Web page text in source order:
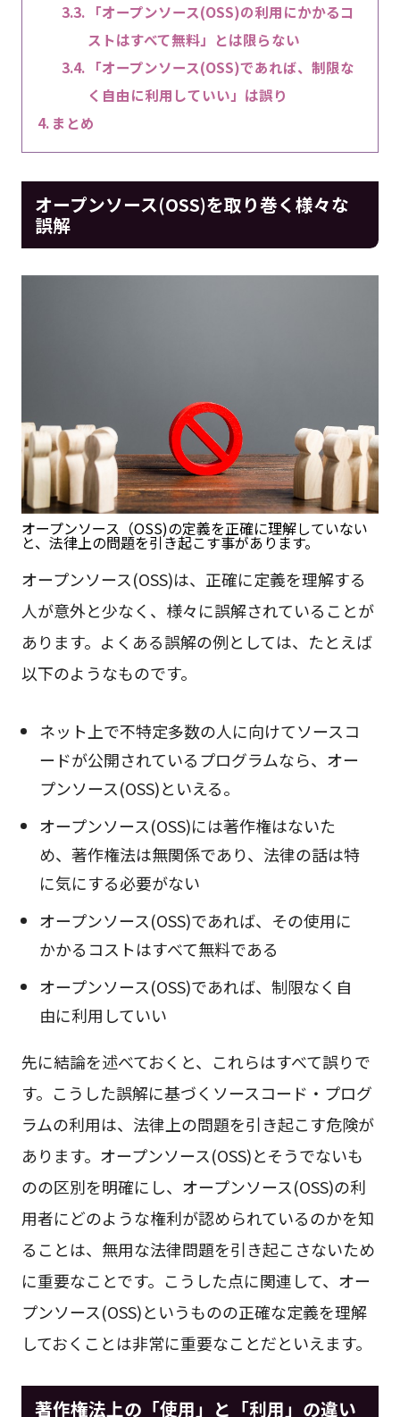
「オープンソース(OSS)の利用にかかるコ
ストはすべて無料」とは限らない
「オープンソース(OSS)であれば、制限な
く自由に利用していい」は誤り
まとめ
オープンソース(OSS)を取り巻く様々な
誤解
オープンソース（OSS)の定義を正確に理解していない
と、法律上の問題を引き起こす事があります。
オープンソース(OSS)は、正確に定義を理解する
人が意外と少なく、様々に誤解されていることが
あります。よくある誤解の例としては、たとえば
以下のようなものです。
ネット上で不特定多数の人に向けてソースコ
ードが公開されているプログラムなら、オー
プンソース(OSS)といえる。
オープンソース(OSS)には著作権はないた
め、著作権法は無関係であり、法律の話は特
に気にする必要がない
オープンソース(OSS)であれば、その使用に
かかるコストはすべて無料である
オープンソース(OSS)であれば、制限なく自
由に利用していい
先に結論を述べておくと、これらはすべて誤りで
す。こうした誤解に基づくソースコード・プログ
ラムの利用は、法律上の問題を引き起こす危険が
あります。オープンソース(OSS)とそうでないも
のの区別を明確にし、オープンソース(OSS)の利
用者にどのような権利が認められているのかを知
ることは、無用な法律問題を引き起こさないため
に重要なことです。こうした点に関連して、オー
プンソース(OSS)というものの正確な定義を理解
しておくことは非常に重要なことだといえます。
著作権法上の「使用」と「利用」の違い